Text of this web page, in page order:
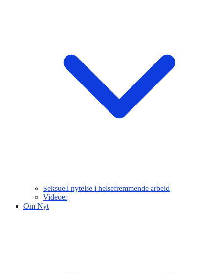
Seksuell nytelse i helsefremmende arbeid
Videoer
Om Nyt